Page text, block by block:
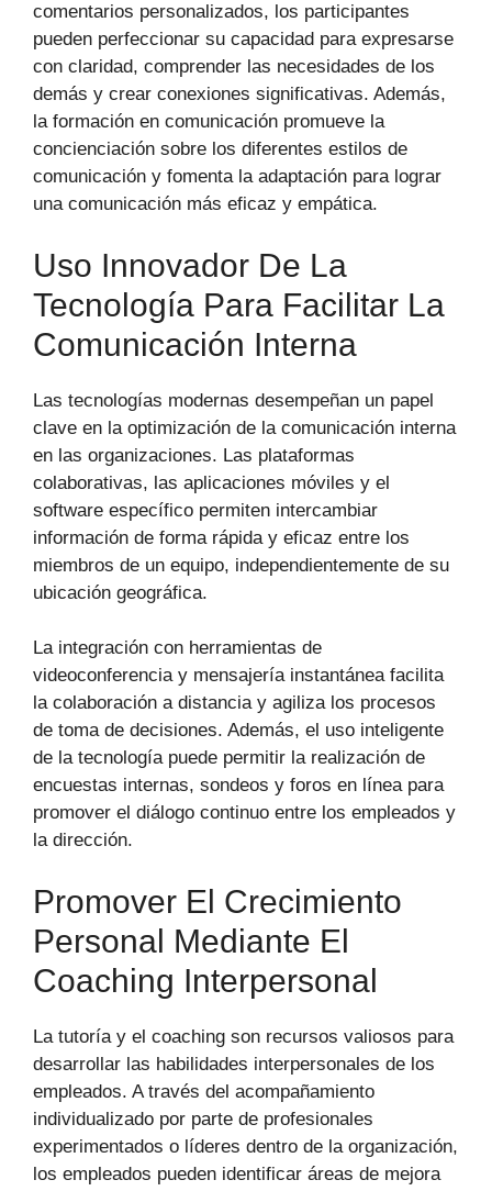
comentarios personalizados, los participantes
pueden perfeccionar su capacidad para expresarse
con claridad, comprender las necesidades de los
demás y crear conexiones significativas. Además,
la formación en comunicación promueve la
concienciación sobre los diferentes estilos de
comunicación y fomenta la adaptación para lograr
una comunicación más eficaz y empática.
Uso Innovador De La
Tecnología Para Facilitar La
Comunicación Interna
Las tecnologías modernas desempeñan un papel
clave en la optimización de la comunicación interna
en las organizaciones. Las plataformas
colaborativas, las aplicaciones móviles y el
software específico permiten intercambiar
información de forma rápida y eficaz entre los
miembros de un equipo, independientemente de su
ubicación geográfica.
La integración con herramientas de
videoconferencia y mensajería instantánea facilita
la colaboración a distancia y agiliza los procesos
de toma de decisiones. Además, el uso inteligente
de la tecnología puede permitir la realización de
encuestas internas, sondeos y foros en línea para
promover el diálogo continuo entre los empleados y
la dirección.
Promover El Crecimiento
Personal Mediante El
Coaching Interpersonal
La tutoría y el coaching son recursos valiosos para
desarrollar las habilidades interpersonales de los
empleados. A través del acompañamiento
individualizado por parte de profesionales
experimentados o líderes dentro de la organización,
los empleados pueden identificar áreas de mejora